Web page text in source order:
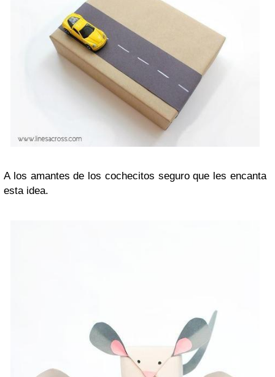
A los amantes de los cochecitos seguro que les encanta
esta idea.